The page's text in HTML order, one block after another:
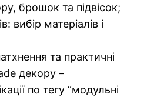
брошок та підвісок;
вибір матеріалів і
та практичні
декору –
по тегу “модульні